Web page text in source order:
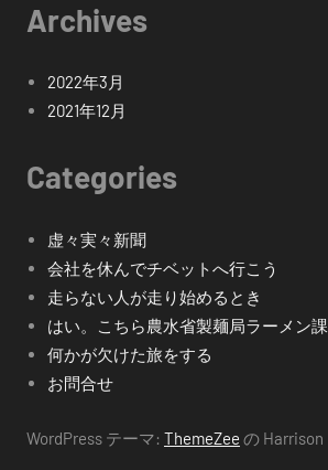
Archives
2022年3月
2021年12月
Categories
虚々実々新聞
会社を休んでチベットへ行こう
走らない人が走り始めるとき
はい。こちら農水省製麺局ラーメン課
何かが欠けた旅をする
お問合せ
WordPress テーマ: ThemeZee の Harrison